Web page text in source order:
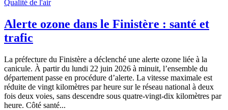
Qualité de l'air
Alerte ozone dans le Finistère : santé et
trafic
La préfecture du Finistère a déclenché une alerte ozone liée à la
canicule. À partir du lundi 22 juin 2026 à minuit, l’ensemble du
département passe en procédure d’alerte. La vitesse maximale est
réduite de vingt kilomètres par heure sur le réseau national à deux
fois deux voies, sans descendre sous quatre-vingt-dix kilomètres par
heure. Côté santé...